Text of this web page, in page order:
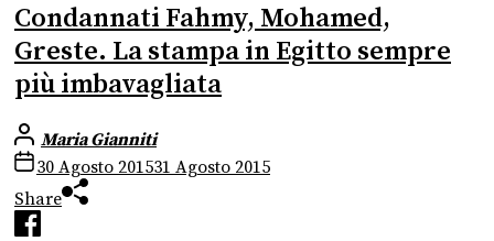
Condannati Fahmy, Mohamed,
Greste. La stampa in Egitto sempre
più imbavagliata
Maria Gianniti
30 Agosto 201531 Agosto 2015
Share